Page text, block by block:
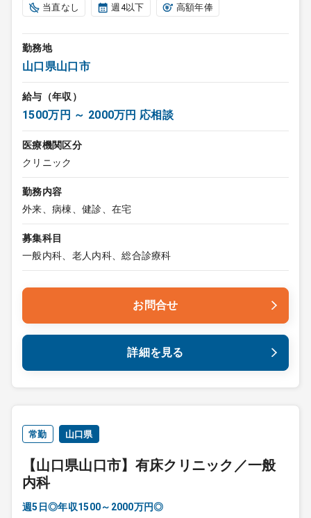
当直なし 週4以下 高額年俸
勤務地
山口県山口市
給与（年収）
1500万円 ～ 2000万円 応相談
医療機関区分
クリニック
勤務内容
外来、病棟、健診、在宅
募集科目
一般内科、老人内科、総合診療科
お問合せ
詳細を見る
常勤 山口県
【山口県山口市】有床クリニック／一般
内科
週5日◎年収1500～2000万円◎